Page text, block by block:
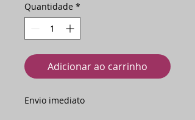
Quantidade *
Adicionar ao carrinho
Envio imediato